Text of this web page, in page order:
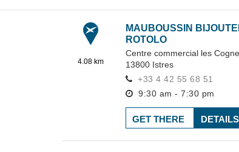
4.08 km
MAUBOUSSIN
ROTOLO
Centre commercial les
13800 Istres
+33 4 42 55 68 51
9:30 am - 7:30 pm
DETAILS
GET THERE